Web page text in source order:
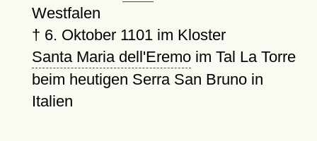
Westfalen
† 6. Oktober 1101im Kloster
Santa Maria dell'Eremoim Tal La Torre
beim heutigen Serra San Bruno in
Italien